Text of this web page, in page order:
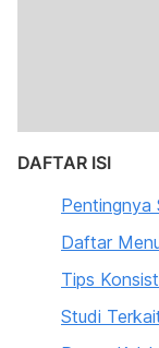
DAFTAR ISI
Pentingnya
Daftar
Tips
Studi